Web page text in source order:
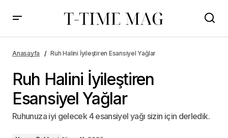
Anasayfa Ruh Halini İyileştiren Esansiyel Yağlar
Ruh Halini İyileştiren
Esansiyel Yağlar
Ruhunuza iyi gelecek 4 esansiyel yağı sizin için derledik.